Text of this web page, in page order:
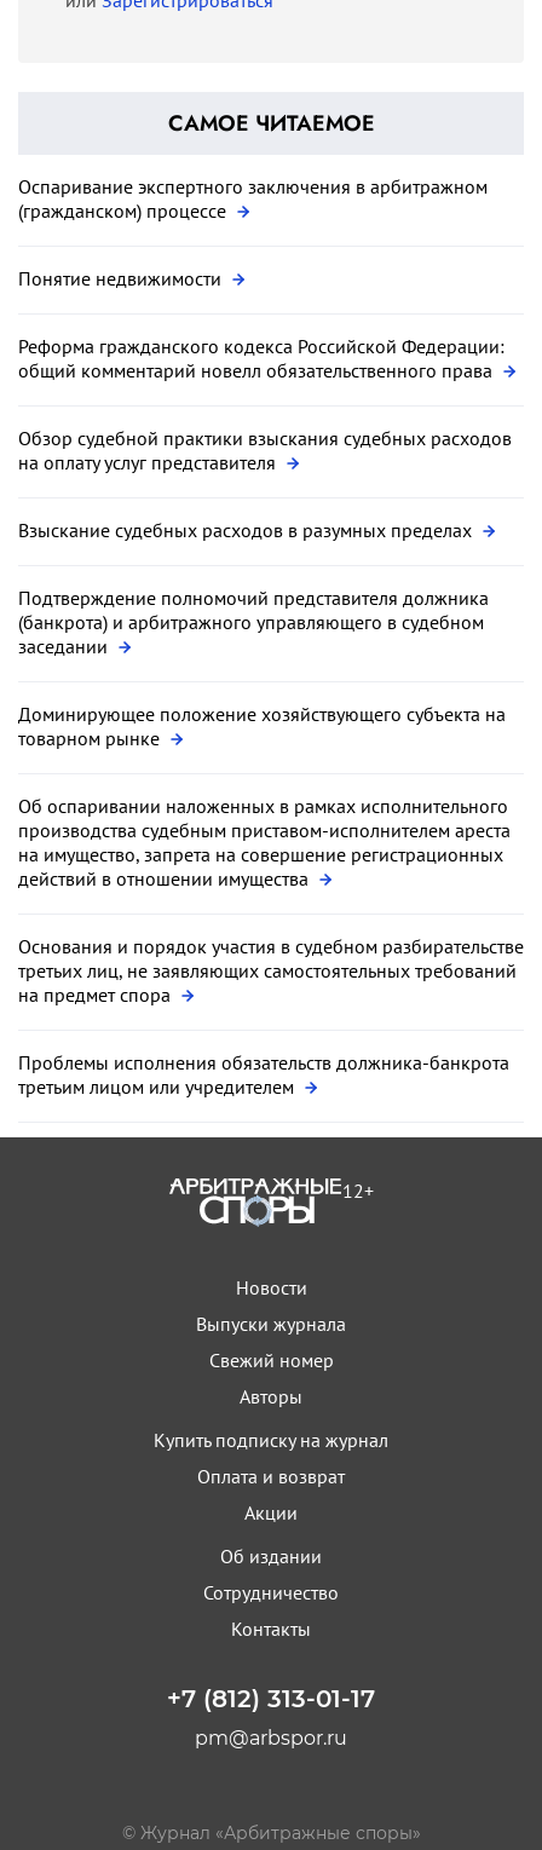
САМОЕ ЧИТАЕМОЕ
Оспаривание экспертного заключения в арбитражном
(гражданском) процессе
Понятие недвижимости
Реформа гражданского кодекса Российской Федерации:
общий комментарий новелл обязательственного права
Обзор судебной практики взыскания судебных расходов
на оплату услуг представителя
Взыскание судебных расходов в разумных пределах
Подтверждение полномочий представителя должника
(банкрота) и арбитражного управляющего в судебном
заседании
Доминирующее положение хозяйствующего субъекта на
товарном рынке
Об оспаривании наложенных в рамках исполнительного
производства судебным приставом-исполнителем ареста
на имущество, запрета на совершение регистрационных
действий в отношении имущества
Основания и порядок участия в судебном разбирательстве
третьих лиц, не заявляющих самостоятельных требований
на предмет спора
Проблемы исполнения обязательств должника-банкрота
третьим лицом или учредителем
12+
Новости
Выпуски журнала
Свежий номер
Авторы
Купить подписку на журнал
Оплата и возврат
Акции
Об издании
Сотрудничество
Контакты
+7 (812) 313-01-17
pm@arbspor.ru
© Журнал «Арбитражные споры»